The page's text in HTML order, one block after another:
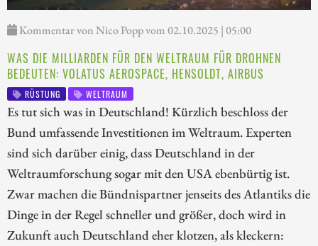
Kommentar von Nico Popp vom 02.10.2025 | 05:00
WAS DIE MILLIARDEN FÜR DEN WELTRAUM FÜR DROHNEN
BEDEUTEN: VOLATUS AEROSPACE, HENSOLDT, AIRBUS
RÜSTUNG WELTRAUM
Es tut sich was in Deutschland! Kürzlich beschloss der
Bund umfassende Investitionen im Weltraum. Experten
sind sich darüber einig, dass Deutschland in der
Weltraumforschung sogar mit den USA ebenbürtig ist.
Zwar machen die Bündnispartner jenseits des Atlantiks die
Dinge in der Regel schneller und größer, doch wird in
Zukunft auch Deutschland eher klotzen, als kleckern: